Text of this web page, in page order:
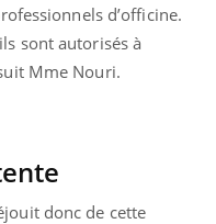
d’officine.
sont autorisés à
Mme Nouri.
donc de cette